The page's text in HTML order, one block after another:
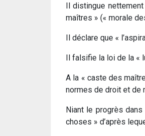
Il distingue
maîtres » (« morale
Il déclare que «
Il falsifie la loi de la «
A la « caste des
normes de droit et de
Niant le progrès
choses » d’après